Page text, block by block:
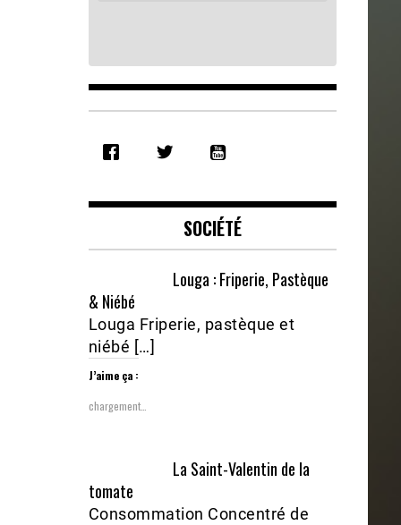
RSS FEED
EMBED
SOCIÉTÉ
Louga : Friperie, Pastèque
& Niébé
Louga Friperie, pastèque et
niébé […]
J’aime ça :
chargement…
La Saint-Valentin de la
tomate
Consommation Concentré de